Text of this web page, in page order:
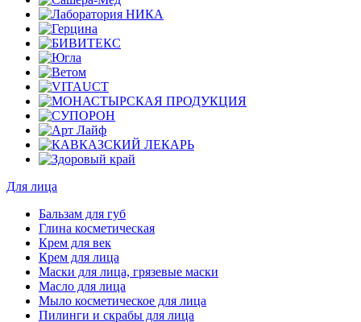
Для лица
Бальзам для губ
Глина косметическая
Крем для век
Крем для лица
Маски для лица, грязевые маски
Масло для лица
Мыло косметическое для лица
Пилинги и скрабы для лица